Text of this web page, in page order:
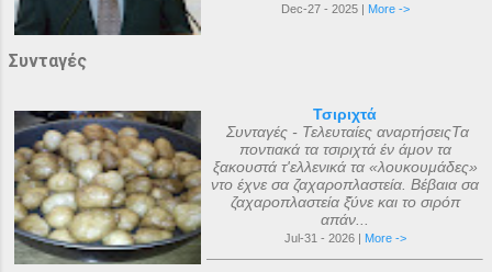
Dec-27 - 2025 | More ->
Συνταγές
Τσιριχτά
Συνταγές - Τελευταίες αναρτήσειςΤα
ποντιακά τα τσιριχτά έν άμον τα
ξακουστά τ'ελλενικά τα «λουκουμάδες»
ντο έχνε σα ζαχαροπλαστεία. Βέβαια σα
ζαχαροπλαστεία ξ̌ύνε και το σιρόπ
απάν...
Jul-31 - 2026 | More ->